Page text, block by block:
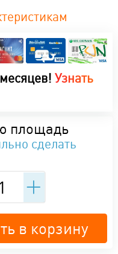
Узнать
площадь
сделать
в корзину